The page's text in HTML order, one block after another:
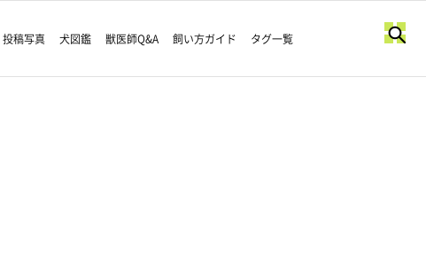
投稿写真 犬図鑑 獣医師Q&A 飼い方ガイド タグ一覧